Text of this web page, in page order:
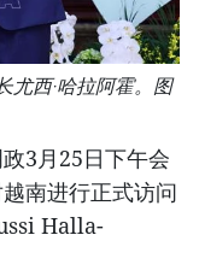
尤西·哈拉阿霍。图
3月25日下午会
南进行正式访问
Halla-